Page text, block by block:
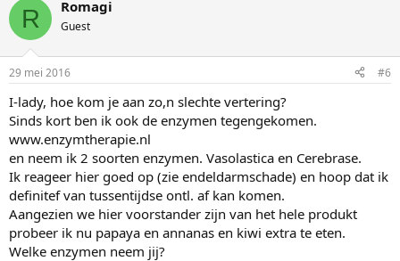
R Romagi
Guest
29 mei 2016 #6
I-lady, hoe kom je aan zo,n slechte vertering?
Sinds kort ben ik ook de enzymen tegengekomen.
www.enzymtherapie.nl
en neem ik 2 soorten enzymen. Vasolastica en Cerebrase.
Ik reageer hier goed op (zie endeldarmschade) en hoop dat ik
definitef van tussentijdse ontl. af kan komen.
Aangezien we hier voorstander zijn van het hele produkt
probeer ik nu papaya en annanas en kiwi extra te eten.
Welke enzymen neem jij?